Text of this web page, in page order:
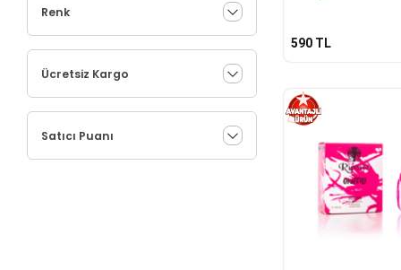
Renk
Ücretsiz Kargo
Satıcı Puanı
590 TL